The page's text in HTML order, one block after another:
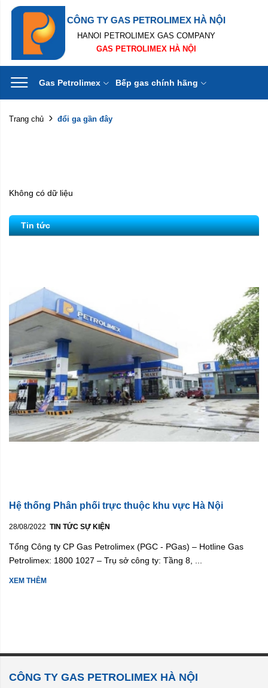
CÔNG TY GAS PETROLIMEX HÀ NỘI
HANOI PETROLIMEX GAS COMPANY
GAS PETROLIMEX HÀ NỘI
Gas Petrolimex Bếp gas chính hãng
Trang chủ đổi ga gần đây
Không có dữ liệu
Tin tức
Hệ thống Phân phối trực thuộc khu vực Hà Nội
28/08/2022 TIN TỨC SỰ KIỆN
Tổng Công ty CP Gas Petrolimex (PGC - PGas) – Hotline Gas
Petrolimex: 1800 1027 – Trụ sở công ty: Tầng 8, ...
XEM THÊM
CÔNG TY GAS PETROLIMEX HÀ NỘI